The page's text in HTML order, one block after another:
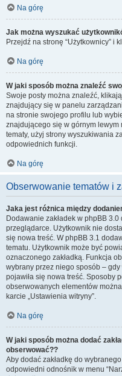
Na górę
Jak można wyszukać
Przejdź na stronę “Użytkownicy” i
Na górę
W jaki sposób można znaleźć
Swoje posty można znaleźć,
znajdujący się w panelu
na stronie swojego profilu lub
znajdującego się w górnym lewym
tematy, użyj strony wyszukiwania
odpowiednich funkcji.
Na górę
Obserwowanie tematów i
Jaka jest różnica między
Dodawanie zakładek w phpBB
przeglądarce. Użytkownik nie
się nowa treść. W phpBB 3.1
tematu. Użytkownik może być
oznaczonego zakładką. Funkcja
wybrany przez niego sposób –
pojawiła się nowa treść. Sposoby
obserwowanych elementów
karcie „Ustawienia witryny”.
Na górę
W jaki sposób można dodać
obserwować??
Aby dodać zakładkę do
odpowiedni odnośnik w menu